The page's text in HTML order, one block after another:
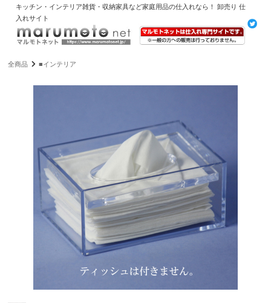
キッチン・インテリア雑貨・収納家具など家庭用品の仕入れなら！ 卸売り 仕
入れサイト
全商品 ■インテリア